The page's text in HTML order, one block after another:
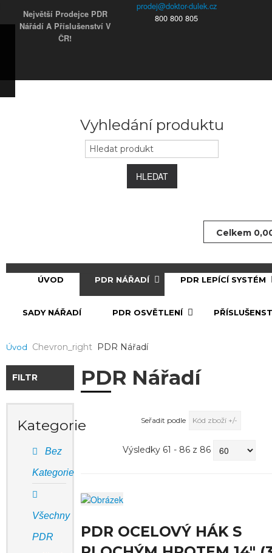
Největší Prodejce PDR
Nářádí A Příslušenství V
ČR!
800 800 805
Vyhledání produktu
HLEDAT
Celkem
ÚVOD PDR NÁŘADÍ PDR LEPÍCÍ SYSTÉM
SADY NÁŘADÍ PDR OSVĚTLENÍ
Úvod Chevron_right PDR Nářadí
FILTR
Kategorie
Bez
Kategorie
Všechny
PDR
PDR Nářadí
Seřadit podle Kód zboží +/-
Výsledky 61 - 86 z 86
PDR OCELOVÝ HÁK S